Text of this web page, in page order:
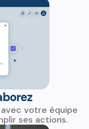
votre équipe
ses actions.